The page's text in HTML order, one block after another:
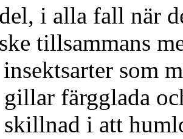
i alla fall när
tillsammans
som
färgglada
skillnad i att